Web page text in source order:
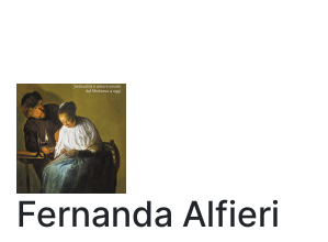
Fernanda Alfieri